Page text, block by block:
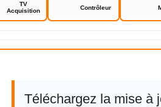
TV
Acquisition
Contrôleur
Packard Bell Easynote TJ65
Téléchargez la mise à